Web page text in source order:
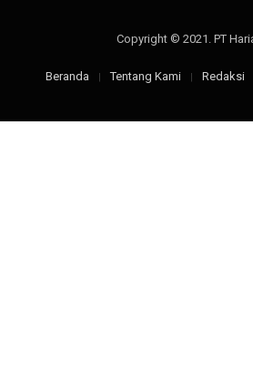
Copyright © 2021. PT
Beranda Tentang Kami Redaksi